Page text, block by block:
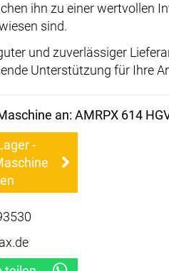
ihn zu einer wertvollen
sind.
und zuverlässiger
Unterstützung für Ihre
an: AMRPX 614
-